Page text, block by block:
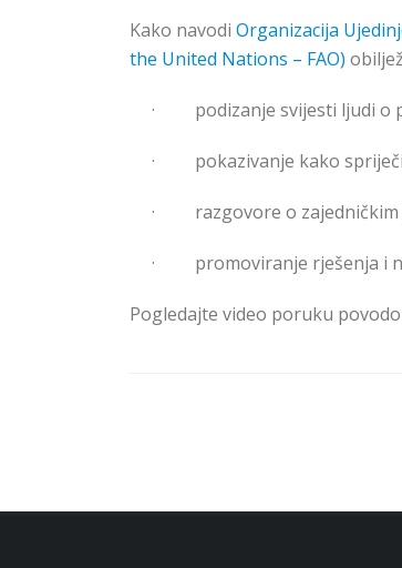
Kako navodi Organizacija
the United Nations – FAO)
· podizanje svijesti ljudi
· pokazivanje kako
· razgovore o
· promoviranje rješenja i
Pogledajte video poruku